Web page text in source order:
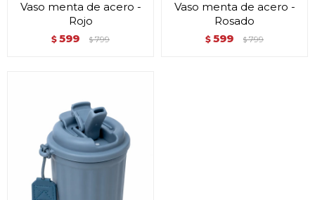
Vaso menta de acero -
Rojo
$ 599 $ 799
Vaso menta de acero -
Rosado
$ 599 $ 799